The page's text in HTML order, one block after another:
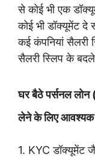
से कोई भी एक
कोई भी डॉक्यूमेंट दे
कई कंपनियां सैलरी
सैलरी स्लिप के
घर बैठे पर्सनल लोन
लेने के लिए
1. KYC डॉक्यूमेंट